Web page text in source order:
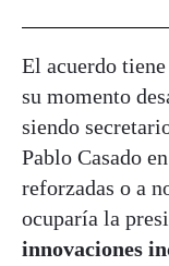
El acuerdo
su momento
siendo
Pablo Casado
reforzadas o a
ocuparía la
innovaciones